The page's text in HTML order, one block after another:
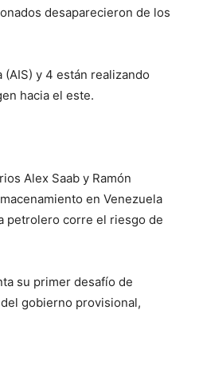
desaparecieron de los
y 4 están realizando
hacia el este.
Alex Saab y Ramón
en Venezuela
petrolero corre el riesgo de
su primer desafío de
gobierno provisional,